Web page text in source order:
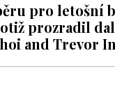
pro letošní
prozradil
and Trevor